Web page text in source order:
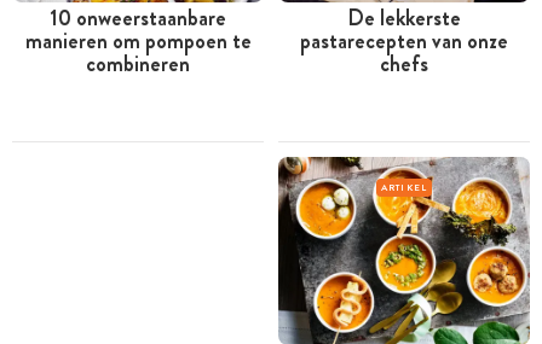
10 onweerstaanbare
manieren om pompoen te
combineren
De lekkerste
pastarecepten van onze
chefs
ARTIKEL